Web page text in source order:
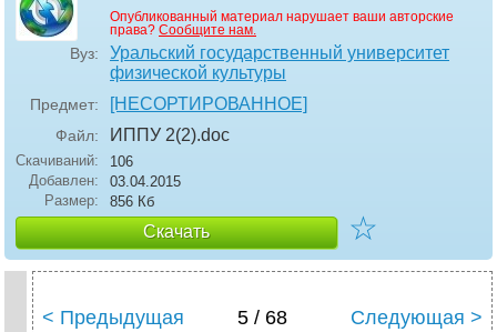
Опубликованный материал нарушает ваши авторские
права? Сообщите нам.
Вуз:
Уральский государственный университет
физической культуры
Предмет: [НЕСОРТИРОВАННОЕ]
Файл: ИППУ 2(2).doc
Скачиваний:
106
Добавлен:
03.04.2015
Размер:
856 Кб
Скачать ☆
< Предыдущая 5 / 68 Следующая >